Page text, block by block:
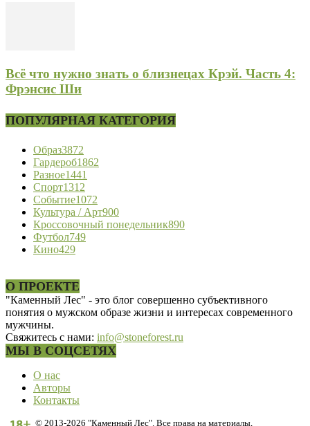
Всё что нужно знать о близнецах Крэй. Часть 4:
Фрэнсис Ши
ПОПУЛЯРНАЯ КАТЕГОРИЯ
Образ3872
Гардероб1862
Разное1441
Спорт1312
Событие1072
Культура / Арт900
Кроссовочный понедельник890
Футбол749
Кино429
О ПРОЕКТЕ
"Каменный Лес" - это блог совершенно субъективного
понятия о мужском образе жизни и интересах современного
мужчины.
Свяжитесь с нами: info@stoneforest.ru
МЫ В СОЦСЕТЯХ
О нас
Авторы
Контакты
© 2013-2026 "Каменный Лес". Все права на материалы,